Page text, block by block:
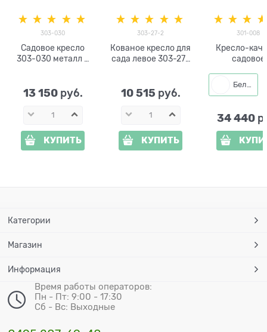
303-030
Садовое кресло
303-030 металл и
13 150 руб.
КУПИТЬ
303-27-2
Кованое кресло для
сада левое 303-27-
10 515 руб.
КУПИТЬ
301-008
Кресло-
садовое
008 металл
Белый
34 440
Категории
Магазин
Информация
Время работы операторов:
Пн - Пт: 9:00 - 17:30
Сб - Вс: Выходные